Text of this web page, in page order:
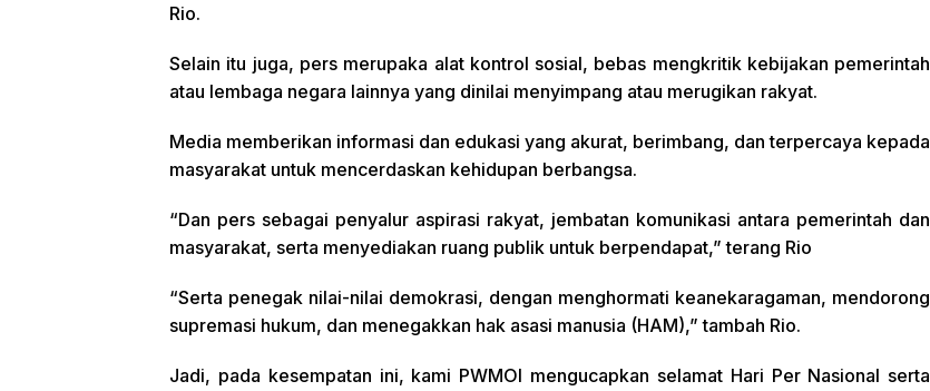
Rio.
Selain itu juga, pers merupaka alat kontrol sosial, bebas mengkritik kebijakan pemerintah
atau lembaga negara lainnya yang dinilai menyimpang atau merugikan rakyat.
Media memberikan informasi dan edukasi yang akurat, berimbang, dan terpercaya kepada
masyarakat untuk mencerdaskan kehidupan berbangsa.
“Dan pers sebagai penyalur aspirasi rakyat, jembatan komunikasi antara pemerintah dan
masyarakat, serta menyediakan ruang publik untuk berpendapat,” terang Rio
“Serta penegak nilai-nilai demokrasi, dengan menghormati keanekaragaman, mendorong
supremasi hukum, dan menegakkan hak asasi manusia (HAM),” tambah Rio.
Jadi, pada kesempatan ini, kami PWMOI mengucapkan selamat Hari Per Nasional serta